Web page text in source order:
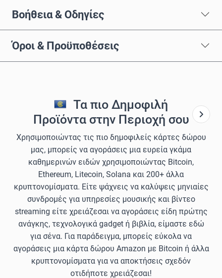
Βοήθεια & Οδηγίες
Όροι & Προϋποθέσεις
Τα πιο Δημοφιλή
Προϊόντα στην Περιοχή σου
Χρησιμοποιώντας τις πιο δημοφιλείς κάρτες δώρου
μας, μπορείς να αγοράσεις μια ευρεία γκάμα
καθημερινών ειδών χρησιμοποιώντας Bitcoin,
Ethereum, Litecoin, Solana και 200+ άλλα
κρυπτονομίσματα. Είτε ψάχνεις να καλύψεις μηνιαίες
συνδρομές για υπηρεσίες μουσικής και βίντεο
streaming είτε χρειάζεσαι να αγοράσεις είδη πρώτης
ανάγκης, τεχνολογικά gadget ή βιβλία, είμαστε εδώ
για σένα. Για παράδειγμα, μπορείς εύκολα να
αγοράσεις μια κάρτα δώρου Amazon με Bitcoin ή άλλα
κρυπτονομίσματα για να αποκτήσεις σχεδόν
οτιδήποτε χρειάζεσαι!